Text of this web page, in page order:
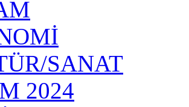
SANAT
2024